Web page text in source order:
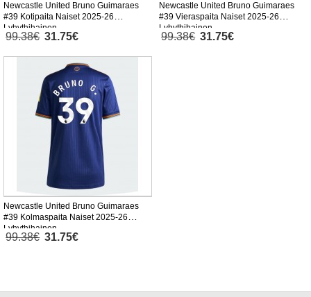
Newcastle United Bruno Guimaraes
#39 Kotipaita Naiset 2025-26
Lyhythihainen
99.38€ 31.75€
Newcastle United Bruno Guimaraes
#39 Vieraspaita Naiset 2025-26
Lyhythihainen
99.38€ 31.75€
Newcastle United Bruno Guimaraes
#39 Kolmaspaita Naiset 2025-26
Lyhythihainen
99.38€ 31.75€